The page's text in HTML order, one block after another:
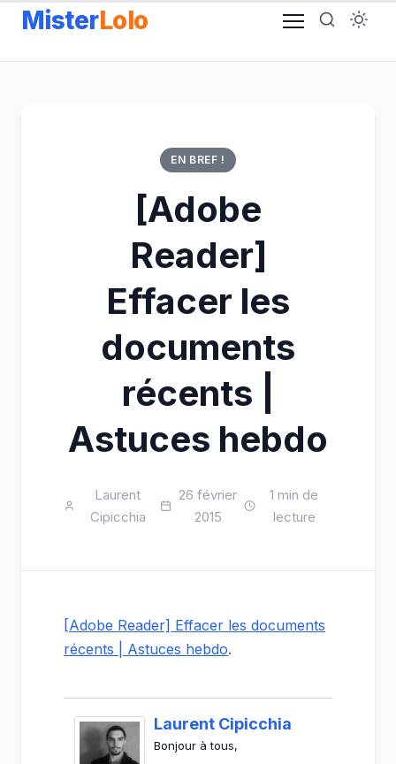
Aller
contenu
MisterLolo
EN BREF !
[Adobe
Reader]
Effacer les
documents
récents |
Astuces hebdo
Laurent
Cipicchia
26 février
2015
1 min de
lecture
[Adobe Reader] Effacer les documents
récents | Astuces hebdo.
Laurent Cipicchia
Bonjour à tous,